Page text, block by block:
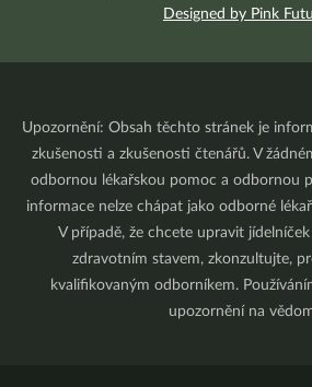
Designed by Pink
Upozornění: Obsah těchto stránek je
zkušenosti a zkušenosti čtenářů. V
odbornou lékařskou pomoc a odbornou
informace nelze chápat jako odborné
V případě, že chcete upravit
zdravotním stavem, zkonzultujte,
kvalifikovaným odborníkem.
upozornění na